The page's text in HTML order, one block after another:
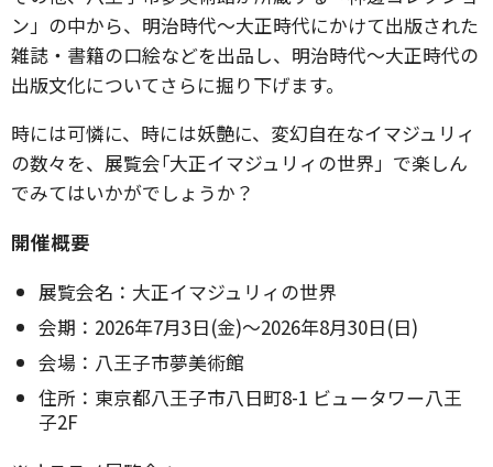
ン」の中から、明治時代～大正時代にかけて出版された
雑誌・書籍の口絵などを出品し、明治時代～大正時代の
出版文化についてさらに掘り下げます。
時には可憐に、時には妖艶に、変幻自在なイマジュリィ
の数々を、展覧会｢大正イマジュリィの世界」で楽しん
でみてはいかがでしょうか？
開催概要
展覧会名：大正イマジュリィの世界
会期：2026年7月3日(金)〜2026年8月30日(日)
会場：八王子市夢美術館
住所：東京都八王子市八日町8-1 ビュータワー八王
子2F